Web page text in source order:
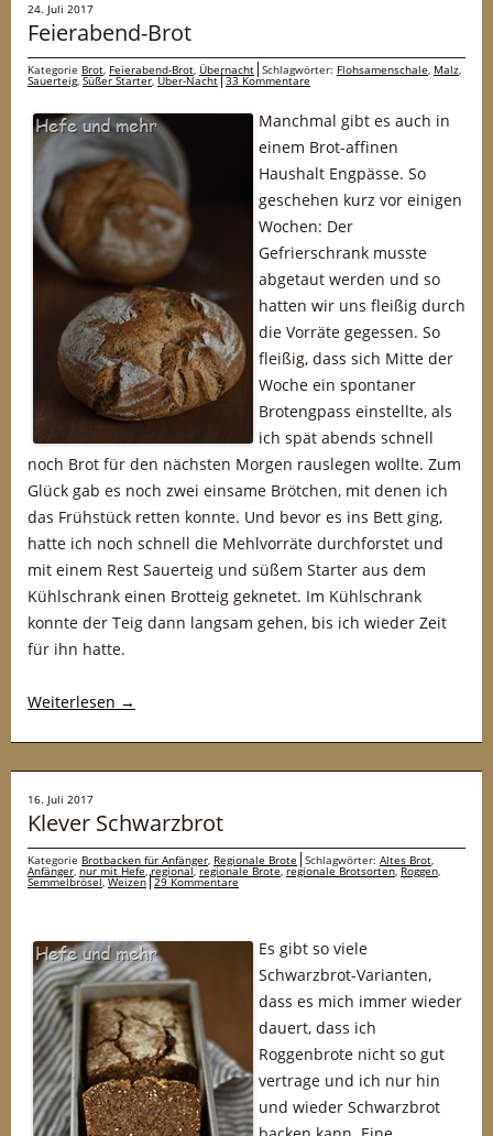
24. Juli 2017
Feierabend-Brot
Kategorie Brot, Feierabend-Brot, Übernacht Schlagwörter: Flohsamenschale, Malz,
Sauerteig,Süßer Starter,Über-Nacht 33 Kommentare
Manchmal gibt es auch in
einem Brot-affinen
Haushalt Engpässe. So
geschehen kurz vor einigen
Wochen: Der
Gefrierschrank musste
abgetaut werden und so
hatten wir uns fleißig durch
die Vorräte gegessen. So
fleißig, dass sich Mitte der
Woche ein spontaner
Brotengpass einstellte, als
ich spät abends schnell
noch Brot für den nächsten Morgen rauslegen wollte. Zum
Glück gab es noch zwei einsame Brötchen, mit denen ich
das Frühstück retten konnte. Und bevor es ins Bett ging,
hatte ich noch schnell die Mehlvorräte durchforstet und
mit einem Rest Sauerteig und süßem Starter aus dem
Kühlschrank einen Brotteig geknetet. Im Kühlschrank
konnte der Teig dann langsam gehen, bis ich wieder Zeit
für ihn hatte.
Weiterlesen →
16. Juli 2017
Klever Schwarzbrot
Kategorie Brotbacken für Anfänger, Regionale Brote Schlagwörter: Altes Brot,
Anfänger, nur mit Hefe,regional,regionale Brote,regionale Brotsorten,Roggen,
Semmelbrösel,Weizen 29 Kommentare
Es gibt so viele
Schwarzbrot-Varianten,
dass es mich immer wieder
dauert, dass ich
Roggenbrote nicht so gut
vertrage und ich nur hin
und wieder Schwarzbrot